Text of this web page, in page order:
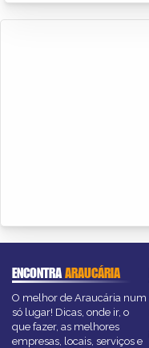
ENCONTRAARAUCÁRIA
O melhor de Araucária num
só lugar! Dicas, onde ir, o
que fazer, as melhores
empresas, locais, serviços e